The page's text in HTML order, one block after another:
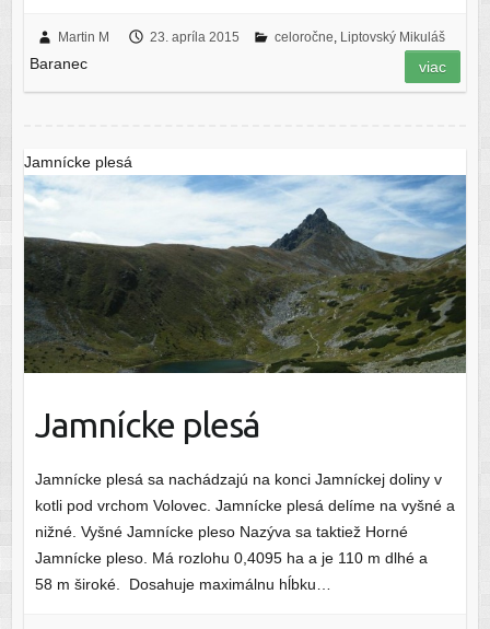
Martin M 23. apríla 2015 celoročne, Liptovský Mikuláš
Baranec viac
Jamnícke plesá
Jamnícke plesá
Jamnícke plesá sa nachádzajú na konci Jamníckej doliny v
kotli pod vrchom Volovec. Jamnícke plesá delíme na vyšné a
nižné. Vyšné Jamnícke pleso Nazýva sa taktiež Horné
Jamnícke pleso. Má rozlohu 0,4095 ha a je 110 m dlhé a
58 m široké. Dosahuje maximálnu hĺbku…